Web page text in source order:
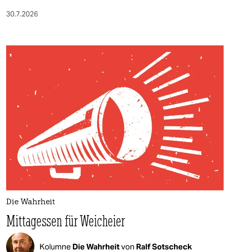
30.7.2026
Die Wahrheit
Mittagessen für Weicheier
Kolumne Die Wahrheitvon Ralf Sotscheck